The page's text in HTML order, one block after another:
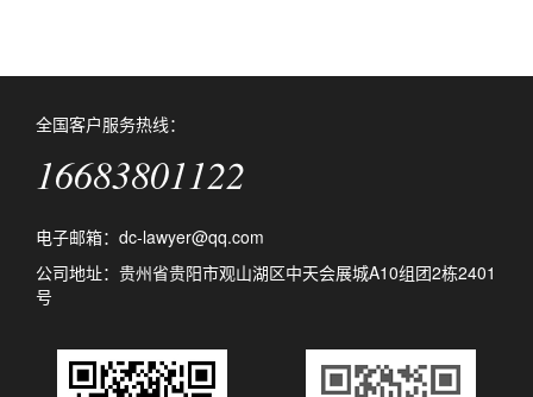
全国客户服务热线：
16683801122
电子邮箱：dc-lawyer@qq.com
公司地址：贵州省贵阳市观山湖区中天会展城A10组团2栋2401
号